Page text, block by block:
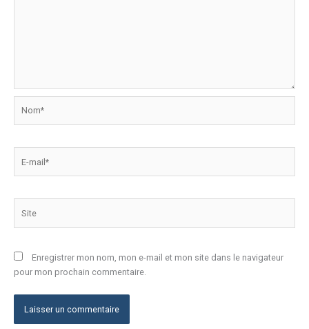
mail*
Enregistrer mon nom, mon e-mail et mon site dans le navigateur
pour mon prochain commentaire.